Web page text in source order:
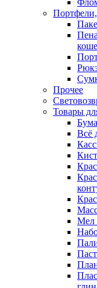
Прочее
Товары
Всё
Мел